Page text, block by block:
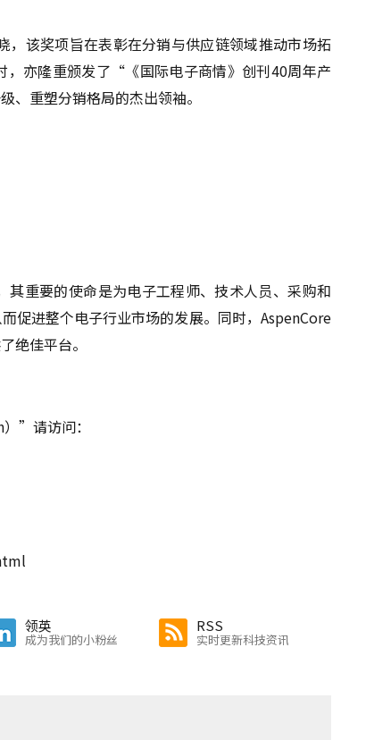
该奖项旨在表彰在分销与供应链领域推动市场拓
，亦隆重颁发了“《国际电子商情》创刊40周年产
重塑分销格局的杰出领袖。
重要的使命是为电子工程师、技术人员、采购和
促进整个电子行业市场的发展。同时，AspenCore
绝佳平台。
”请访问：
领英
成为我们的小粉丝
RSS
实时更新科技资讯